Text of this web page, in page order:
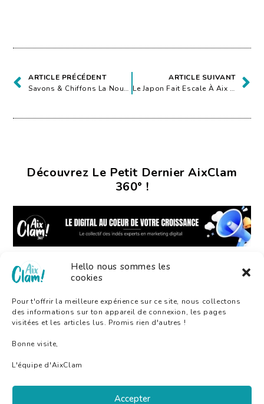
Hello nous sommes les
cookies
Pour t'offrir la meilleure expérience sur ce site, nous collectons
des informations sur ton appareil de connexion, les pages
visitées et les articles lus. Promis rien d'autres !
Bonne visite,
L'équipe d'AixClam
Accepter
ARTICLE PRÉCÉDENT
Savons & Chiffons La Nouvelle Droguerie Tendance Aixoise !
ARTICLE SUIVANT
Le Japon Fait Escale À Aix En Provence
Découvrez Le Petit Dernier AixClam
360° !